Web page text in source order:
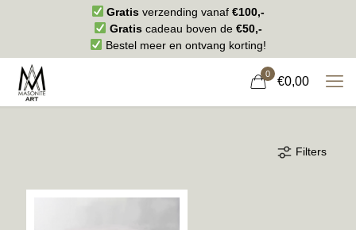
Gratis verzending vanaf€100,-
Gratiscadeau boven de €50,-
Bestel meer en ontvang korting!
0
€0,00
Filters